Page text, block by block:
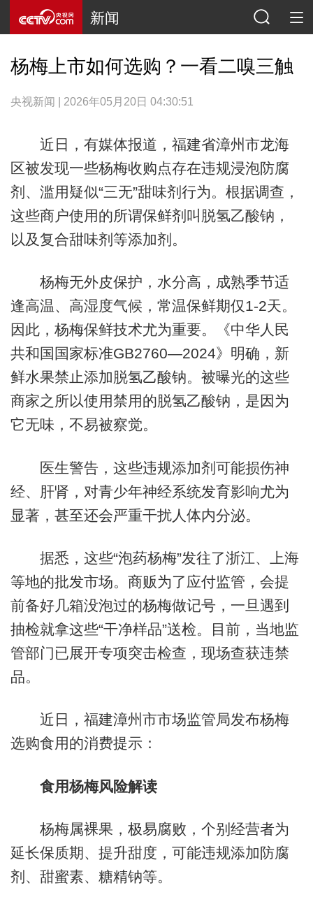
新闻
杨梅上市如何选购？一看二嗅三触
央视新闻 | 2026年05月20日 04:30:51
近日，有媒体报道，福建省漳州市龙海
区被发现一些杨梅收购点存在违规浸泡防腐
剂、滥用疑似“三无”甜味剂行为。根据调查，
这些商户使用的所谓保鲜剂叫脱氢乙酸钠，
以及复合甜味剂等添加剂。
杨梅无外皮保护，水分高，成熟季节适
逢高温、高湿度气候，常温保鲜期仅1-2天。
因此，杨梅保鲜技术尤为重要。《中华人民
共和国国家标准GB2760—2024》明确，新
鲜水果禁止添加脱氢乙酸钠。被曝光的这些
商家之所以使用禁用的脱氢乙酸钠，是因为
它无味，不易被察觉。
医生警告，这些违规添加剂可能损伤神
经、肝肾，对青少年神经系统发育影响尤为
显著，甚至还会严重干扰人体内分泌。
据悉，这些“泡药杨梅”发往了浙江、上海
等地的批发市场。商贩为了应付监管，会提
前备好几箱没泡过的杨梅做记号，一旦遇到
抽检就拿这些“干净样品”送检。目前，当地监
管部门已展开专项突击检查，现场查获违禁
品。
近日，福建漳州市市场监管局发布杨梅
选购食用的消费提示：
食用杨梅风险解读
杨梅属裸果，极易腐败，个别经营者为
延长保质期、提升甜度，可能违规添加防腐
剂、甜蜜素、糖精钠等。